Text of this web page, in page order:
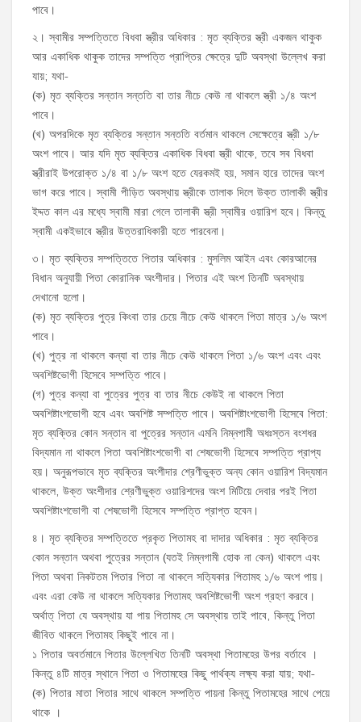
পাবে।
২। স্বামীর সম্পত্তিতে বিধবা স্ত্রীর অধিকার : মৃত ব্যক্তির স্ত্রী একজন থাকুক
আর একাধিক থাকুক তাদের সম্পত্তি প্রাপ্তির ক্ষেত্রে দুটি অবস্থা উল্লেখ করা
যায়; যথা-
(ক) মৃত ব্যক্তির সন্তান সন্ততি বা তার নীচে কেউ না থাকলে স্ত্রী ১/৪ অংশ
পাবে।
(খ) অপরদিকে মৃত ব্যক্তির সন্তান সন্ততি বর্তমান থাকলে সেক্ষেত্রে স্ত্রী ১/৮
অংশ পাবে। আর যদি মৃত ব্যক্তির একাধিক বিধবা স্ত্রী থাকে, তবে সব বিধবা
স্ত্রীরাই উপরোক্ত ১/৪ বা ১/৮ অংশ হতে যেরকমই হয়, সমান হারে তাদের অংশ
ভাগ করে পাবে। স্বামী পীড়িত অবস্থায় স্ত্রীকে তালাক দিলে উক্ত তালাকী স্ত্রীর
ইদ্দত কাল এর মধ্যে স্বামী মারা গেলে তালাকী স্ত্রী স্বামীর ওয়ারিশ হবে। কিন্তু
স্বামী একইভাবে স্ত্রীর উত্তরাধিকারী হতে পারবেনা।
৩। মৃত ব্যক্তির সম্পত্তিতে পিতার অধিকার : মুসলিম আইন এবং কোরআনের
বিধান অনুযায়ী পিতা কোরানিক অংশীদার। পিতার এই অংশ তিনটি অবস্থায়
দেখানো হলো।
(ক) মৃত ব্যক্তির পুত্র কিংবা তার চেয়ে নীচে কেউ থাকলে পিতা মাত্র ১/৬ অংশ
পাবে।
(খ) পুত্র না থাকলে কন্যা বা তার নীচে কেউ থাকলে পিতা ১/৬ অংশ এবং এবং
অবশিষ্টভোগী হিসেবে সম্পত্তি পাবে।
(গ) পুত্র কন্যা বা পুত্রের পুত্র বা তার নীচে কেউই না থাকলে পিতা
অবশিষ্টাংশভোগী হবে এবং অবশিষ্ট সম্পত্তি পাবে। অবশিষ্টাংশভোগী হিসেবে পিতা:
মৃত ব্যক্তির কোন সন্তান বা পুত্রের সন্তান এমনি নিম্নগামী অধঃস্তন বংশধর
বিদ্যমান না থাকলে পিতা অবশিষ্টাংশভোগী বা শেষভোগী হিসেবে সম্পত্তি প্রাপ্য
হয়। অনুরূপভাবে মৃত ব্যক্তির অংশীদার শ্রেণীভুক্ত অন্য কোন ওয়ারিশ বিদ্যমান
থাকলে, উক্ত অংশীদার শ্রেণীভুক্ত ওয়ারিশদের অংশ মিটিয়ে দেবার পরই পিতা
অবশিষ্টাংশভোগী বা শেষভোগী হিসেবে সম্পত্তি প্রাপ্ত হবেন।
৪। মৃত ব্যক্তির সম্পত্তিতে প্রকৃত পিতামহ বা দাদার অধিকার : মৃত ব্যক্তির
কোন সন্তান অথবা পুত্রের সন্তান (যতই নিম্নগামী হোক না কেন) থাকলে এবং
পিতা অথবা নিকটতম পিতার পিতা না থাকলে সত্যিকার পিতামহ ১/৬ অংশ পায়।
এবং এরা কেউ না থাকলে সত্যিকার পিতামহ অবশিষ্টভোগী অংশ গ্রহণ করবে।
অর্থাত্ পিতা যে অবস্থায় যা পায় পিতামহ সে অবস্থায় তাই পাবে, কিন্তু পিতা
জীবিত থাকলে পিতামহ কিছুই পাবে না।
১ পিতার অবর্তমানে পিতার উল্লেখিত তিনটি অবস্থা পিতামহের উপর বর্তাবে ।
কিন্তু ৪টি মাত্র স্থানে পিতা ও পিতামহের কিছু পার্থক্য লক্ষ্য করা যায়; যথা-
(ক) পিতার মাতা পিতার সাথে থাকলে সম্পত্তি পায়না কিন্তু পিতামহের সাথে পেয়ে
থাকে ।